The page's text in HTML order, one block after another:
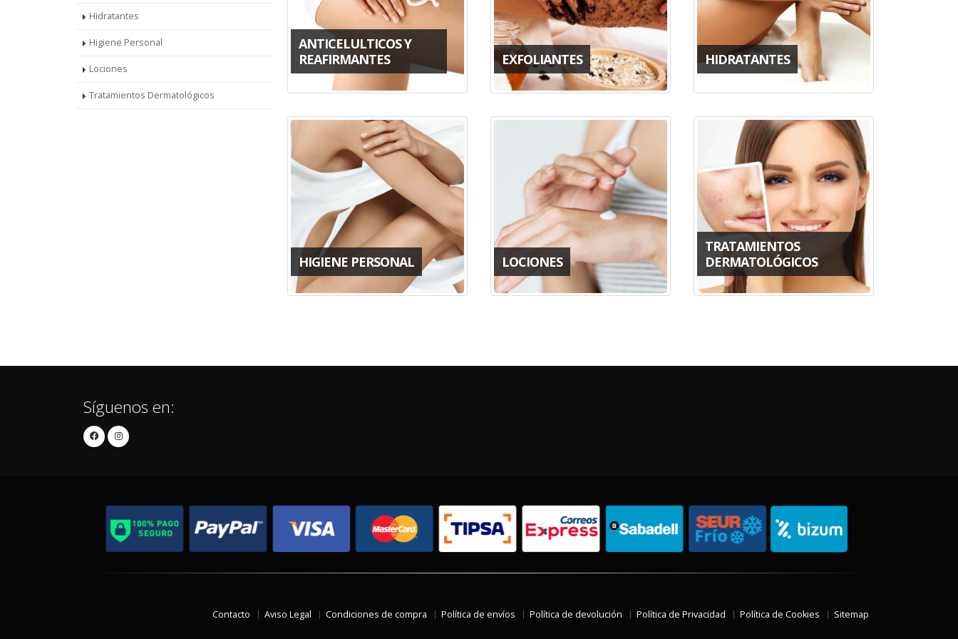
Hidratantes
Higiene Personal
Lociones
Tratamientos Dermatológicos
ANTICELULTICOS Y
REAFIRMANTES
EXFOLIANTES HIDRATANTES
HIGIENE PERSONAL LOCIONES
TRATAMIENTOS
DERMATOLÓGICOS
Síguenos en:
Contacto Aviso Legal Condiciones de compra Política de envíos Política de devolución Política de Privacidad Política de Cookies Sitemap